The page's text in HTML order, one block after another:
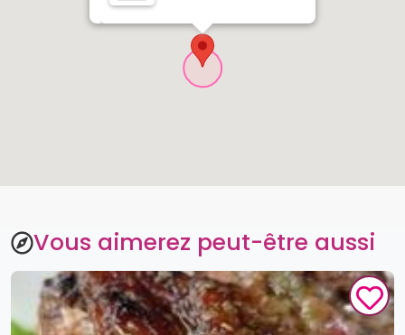
Vous aimerez peut-être aussi